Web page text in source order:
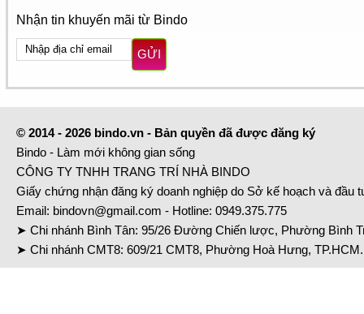
Nhận tin khuyến mãi từ Bindo
GỬI
© 2014 - 2026 bindo.vn - Bản quyền đã được đăng ký
Bindo - Làm mới không gian sống
CÔNG TY TNHH TRANG TRÍ NHÀ BINDO
Giấy chứng nhận đăng ký doanh nghiệp do Sở kế hoạch và đầu
Email: bindovn@gmail.com - Hotline: 0949.375.775
➤ Chi nhánh Bình Tân: 95/26 Đường Chiến lược, Phường Bình
➤ Chi nhánh CMT8: 609/21 CMT8, Phường Hoà Hưng,